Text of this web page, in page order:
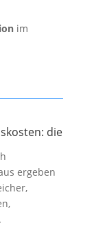
im
die
ergeben